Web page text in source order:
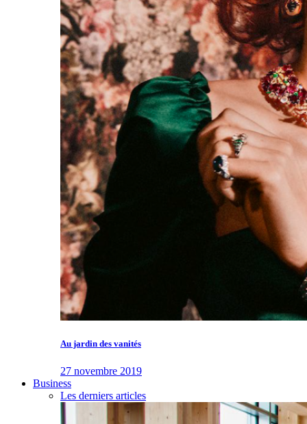
Au jardin des vanités
27 novembre 2019
Business
Les derniers articles